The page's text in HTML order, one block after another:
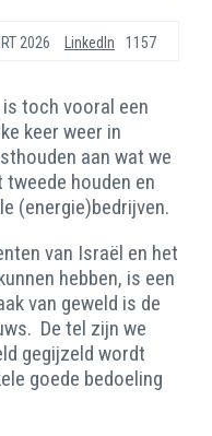
2026 1157
LinkedIn
toch vooral een
keer weer in
aan wat we
houden en
(energie)bedrijven.
van Israël en het
hebben, is een
van geweld is de
De tel zijn we
gegijzeld wordt
goede bedoeling